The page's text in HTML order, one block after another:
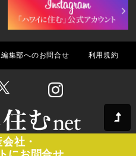
社・
集部へのお問合せ 利用規約
net All Rights Reserved.